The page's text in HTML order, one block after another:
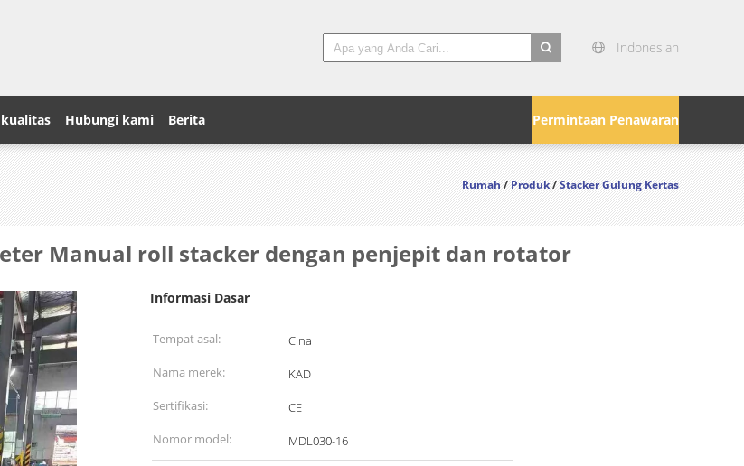
Indonesian
Permintaan Penawaran
Hubungi kami Berita
Rumah/Produk/Stacker Gulung Kertas
Manual roll stacker dengan penjepit dan rotator
Informasi Dasar
Tempat asal:
Cina
Nama merek:
KAD
Sertifikasi:
CE
Nomor model:
MDL030-16